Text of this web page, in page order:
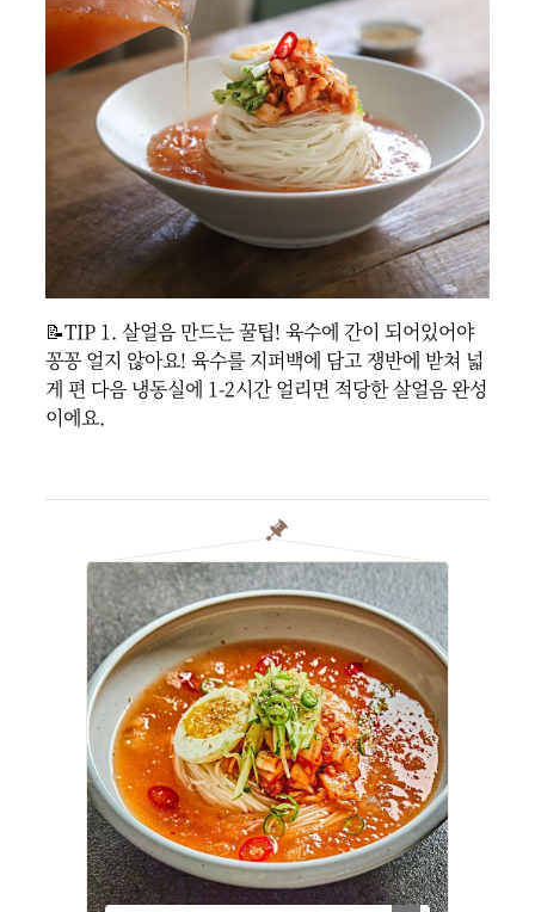
📝TIP 1. 살얼음 만드는 꿀팁! 육수에 간이 되어있어야
꽁꽁 얼지 않아요! 육수를 지퍼백에 담고 쟁반에 받쳐 넓
게 편 다음 냉동실에 1-2시간 얼리면 적당한 살얼음 완성
이에요.